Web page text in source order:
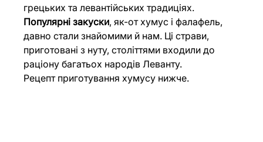
грецьких та левантійських традиціях.
Популярні закуски, як-от хумус і фалафель,
давно стали знайомими й нам. Ці страви,
приготовані з нуту, століттями входили до
раціону багатьох народів Леванту.
Рецепт приготування хумусу нижче.